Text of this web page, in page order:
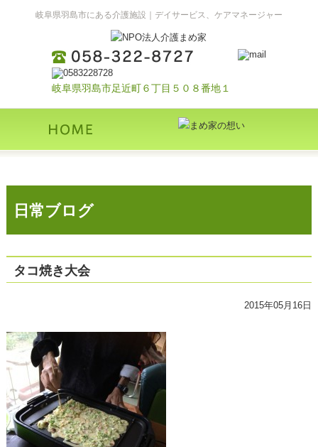
岐阜県羽島市にある介護施設｜デイサービス、ケアマネージャー
岐阜県羽島市足近町６丁目５０８番地１
日常ブログ
タコ焼き大会
2015年05月16日